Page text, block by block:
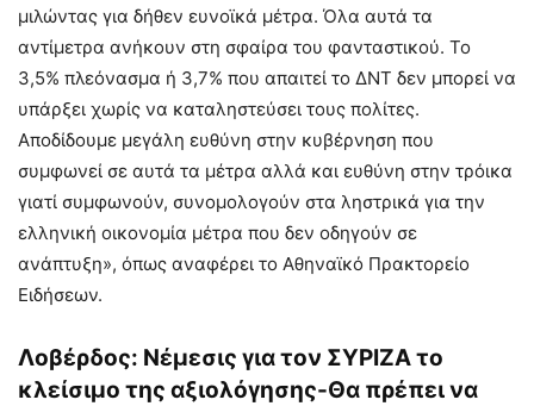
μιλώντας για δήθεν ευνοϊκά μέτρα. Όλα αυτά τα
αντίμετρα ανήκουν στη σφαίρα του φανταστικού. Το
3,5% πλεόνασμα ή 3,7% που απαιτεί το ΔΝΤ δεν μπορεί να
υπάρξει χωρίς να καταληστεύσει τους πολίτες.
Αποδίδουμε μεγάλη ευθύνη στην κυβέρνηση που
συμφωνεί σε αυτά τα μέτρα αλλά και ευθύνη στην τρόικα
γιατί συμφωνούν, συνομολογούν στα ληστρικά για την
ελληνική οικονομία μέτρα που δεν οδηγούν σε
ανάπτυξη», όπως αναφέρει το Αθηναϊκό Πρακτορείο
Ειδήσεων.
Λοβέρδος: Νέμεσις για τον ΣΥΡΙΖΑ το
κλείσιμο της αξιολόγησης-Θα πρέπει να